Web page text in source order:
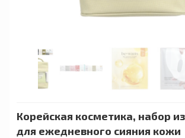
Корейская косметика, набор
для ежедневного сияния кожи